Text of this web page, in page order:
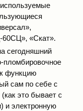
«Скат».
сегодняшний
пломбировочное
функцию
сам по себе с
это бывает с
и электронную